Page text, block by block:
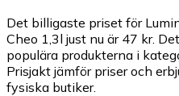
Det billigaste priset för
Cheo 1,3l just nu är 47 kr.
populära produkterna i
Prisjakt jämför priser och
fysiska butiker.